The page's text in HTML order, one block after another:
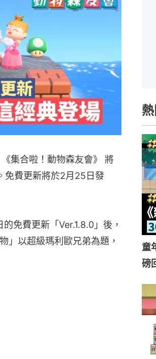
集合啦！動物森友會》 將
免費更新將於2月25日發
免費更新「Ver.1.8.0」後，
」以超級瑪利歐兄弟為題，
童
磅